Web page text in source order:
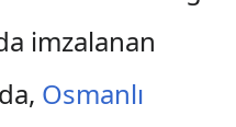
imzalanan
Osmanlı